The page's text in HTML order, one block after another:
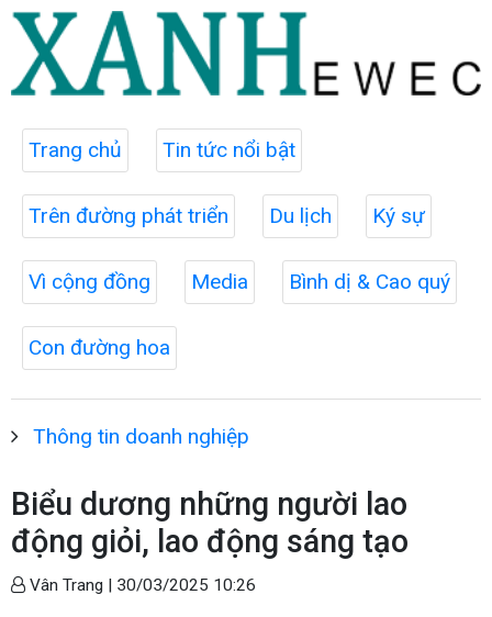
Trang chủ Tin tức nổi bật
Trên đường phát triển Du lịch Ký sự
Vì cộng đồng Media Bình dị & Cao quý
Con đường hoa
Thông tin doanh nghiệp
Biểu dương những người lao
động giỏi, lao động sáng tạo
Vân Trang | 30/03/2025 10:26